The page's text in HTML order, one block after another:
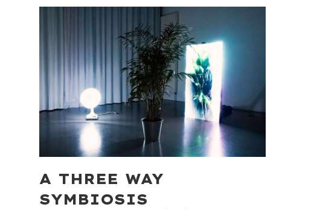
A THREE WAY
SYMBIOSIS